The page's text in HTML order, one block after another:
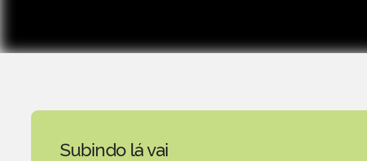
Subindo lá vai